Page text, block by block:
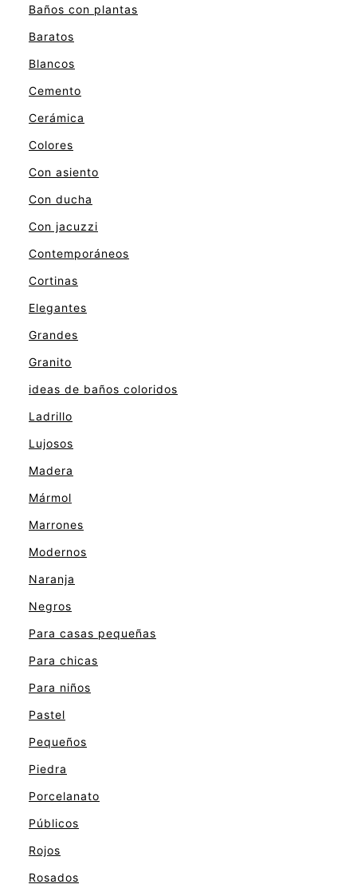
Baños con plantas
Baratos
Blancos
Cemento
Cerámica
Colores
Con asiento
Con ducha
Con jacuzzi
Contemporáneos
Cortinas
Elegantes
Grandes
Granito
ideas de baños coloridos
Ladrillo
Lujosos
Madera
Mármol
Marrones
Modernos
Naranja
Negros
Para casas pequeñas
Para chicas
Para niños
Pastel
Pequeños
Piedra
Porcelanato
Públicos
Rojos
Rosados